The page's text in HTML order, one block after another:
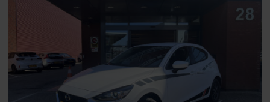
Lichtmetalen velgen
Lichtmetalen velgen 20"
Metaalkleur
Mistlampen